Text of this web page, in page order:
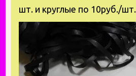
шт. и круглые по 10руб./шт.